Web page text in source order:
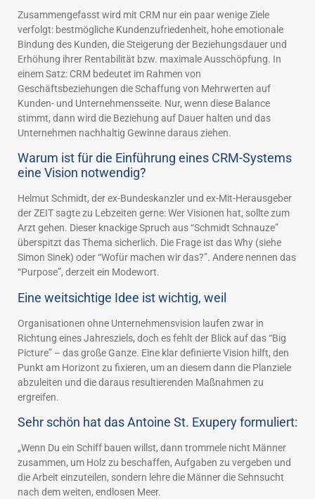
Zusammengefasst wird mit CRM nur ein paar wenige Ziele
verfolgt: bestmögliche Kundenzufriedenheit, hohe emotionale
Bindung des Kunden, die Steigerung der Beziehungsdauer und
Erhöhung ihrer Rentabilität bzw. maximale Ausschöpfung. In
einem Satz: CRM bedeutet im Rahmen von
Geschäftsbeziehungen die Schaffung von Mehrwerten auf
Kunden- und Unternehmensseite. Nur, wenn diese Balance
stimmt, dann wird die Beziehung auf Dauer halten und das
Unternehmen nachhaltig Gewinne daraus ziehen.
Warum ist für die Einführung eines CRM-Systems
eine Vision notwendig?
Helmut Schmidt, der ex-Bundeskanzler und ex-Mit-Herausgeber
der ZEIT sagte zu Lebzeiten gerne: Wer Visionen hat, sollte zum
Arzt gehen. Dieser knackige Spruch aus “Schmidt Schnauze”
überspitzt das Thema sicherlich. Die Frage ist das Why (siehe
Simon Sinek) oder “Wofür machen wir das?”. Andere nennen das
“Purpose”, derzeit ein Modewort.
Eine weitsichtige Idee ist wichtig, weil
Organisationen ohne Unternehmensvision laufen zwar in
Richtung eines Jahresziels, doch es fehlt der Blick auf das “Big
Picture” – das große Ganze. Eine klar definierte Vision hilft, den
Punkt am Horizont zu fixieren, um an diesem dann die Planziele
abzuleiten und die daraus resultierenden Maßnahmen zu
ergreifen.
Sehr schön hat das Antoine St. Exupery formuliert:
„Wenn Du ein Schiff bauen willst, dann trommele nicht Männer
zusammen, um Holz zu beschaffen, Aufgaben zu vergeben und
die Arbeit einzuteilen, sondern lehre die Männer die Sehnsucht
nach dem weiten, endlosen Meer.